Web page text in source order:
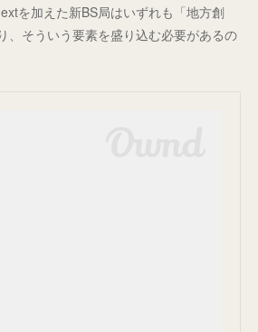
を加えた新BS局はいずれも「地方創
、そういう要素を盛り込む必要があるの